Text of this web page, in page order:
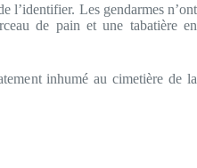
l’identifier. Les gendarmes n’ont
de pain et une tabatière en
inhumé au cimetière de la